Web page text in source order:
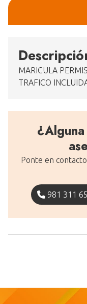
MARICULA
TRAFICO
Ponte en
981 311